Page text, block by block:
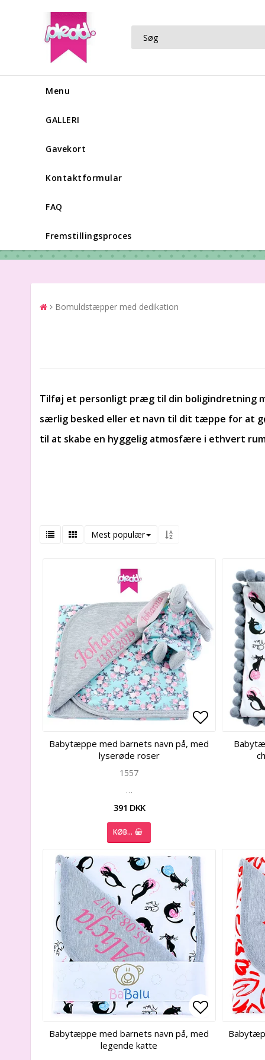
Menu
GALLERI
Gavekort
Kontaktformular
FAQ
Fremstillingsproces
Bomuldstæpper med dedikation
Tilføj et personligt præg til din boligindretning
særlig besked eller et navn til dit tæppe for at
til at skabe en hyggelig atmosfære i ethvert
Mest populær
Add to
Add to
Babytæppe med barnets navn på, med
lyserøde roser
1557
…
391 DKK
KØB…
Add to
Add to
Babytæppe med barnets navn på, med
legende katte